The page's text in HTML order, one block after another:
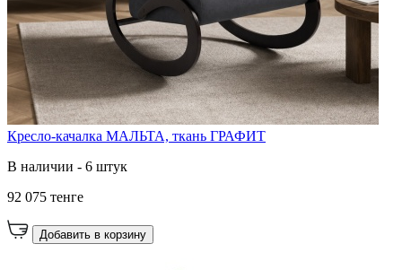
Кресло-качалка МАЛЬТА, ткань ГРАФИТ
В наличии - 6 штук
92 075 тенге
Добавить в корзину